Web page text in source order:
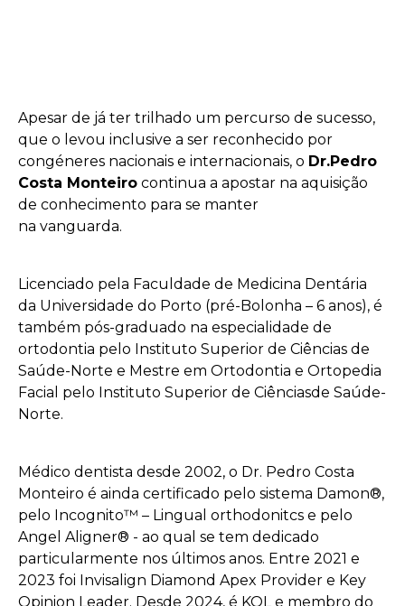
Apesar de já ter trilhado um percurso de sucesso,
que o levou inclusive a ser reconhecido por
congéneres nacionais e internacionais, o Dr.Pedro
Costa Monteiro continua a apostar na aquisição
de conhecimento para se manter
na vanguarda.
Licenciado pela Faculdade de Medicina Dentária
da Universidade do Porto (pré-Bolonha – 6 anos), é
também pós-graduado na especialidade de
ortodontia pelo Instituto Superior de Ciências de
Saúde-Norte e Mestre em Ortodontia e Ortopedia
Facial pelo Instituto Superior de Ciênciasde Saúde-
Norte.
Médico dentista desde 2002, o Dr. Pedro Costa
Monteiro é ainda certificado pelo sistema Damon®,
pelo Incognito™ – Lingual orthodonitcs e pelo
Angel Aligner® - ao qual se tem dedicado
particularmente nos últimos anos. Entre 2021 e
2023 foi Invisalign Diamond Apex Provider e Key
Opinion Leader. Desde 2024, é KOL e membro do